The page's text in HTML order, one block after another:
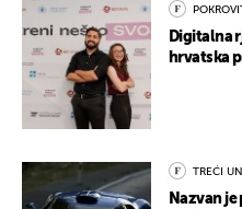
Digitalna
hrvatska
TREĆI
Nazvan